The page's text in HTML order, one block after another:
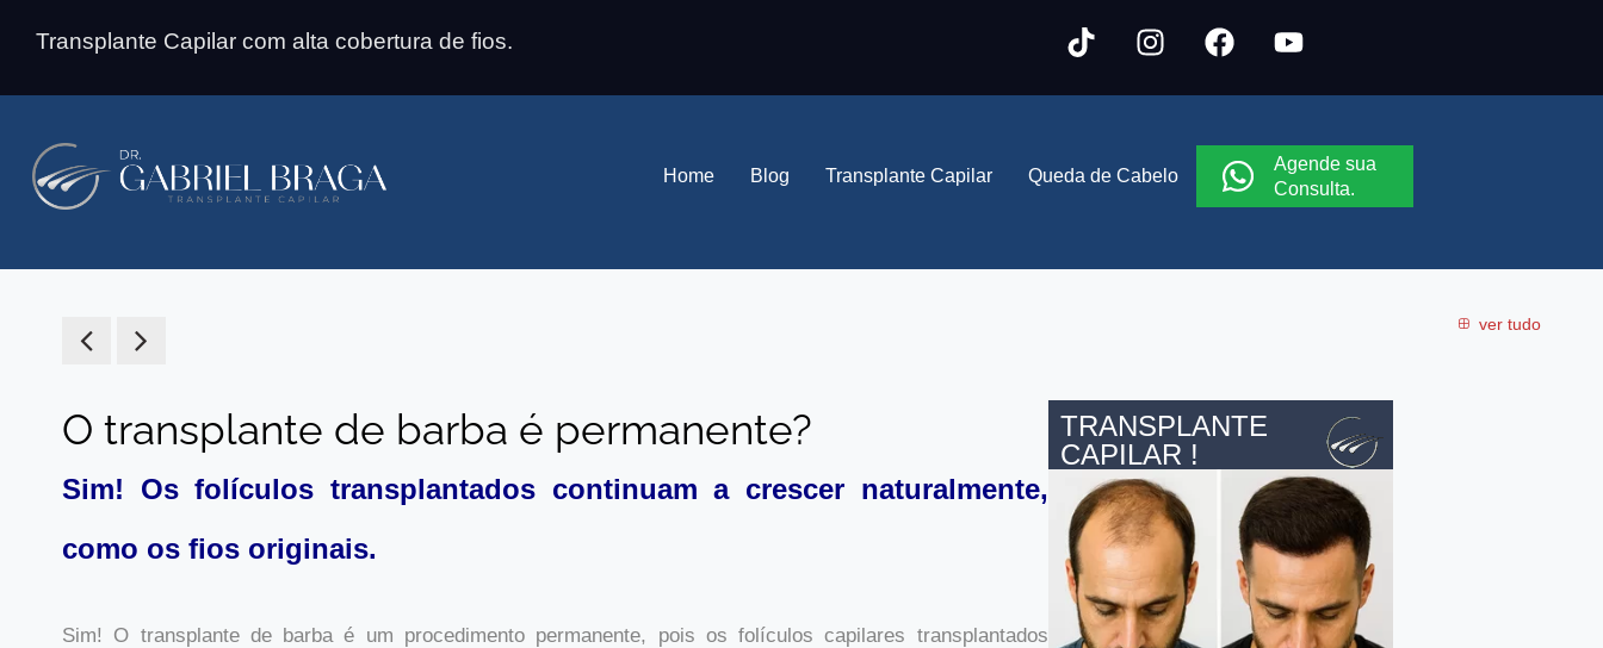
Transplante Capilar com alta cobertura de fios.
Home Blog Transplante Capilar Queda de Cabelo
Agende sua
Consulta.
ver tudo
O transplante de barba é permanente?
Sim! Os folículos transplantados continuam a crescer naturalmente,
como os fios originais.
Sim! O transplante de barba é um procedimento permanente, pois os folículos capilares transplantados
TRANSPLANTE
CAPILAR !